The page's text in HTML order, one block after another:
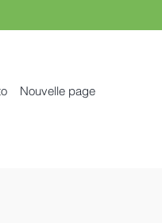
Nouvelle page